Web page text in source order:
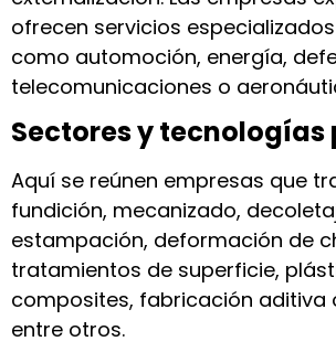
ofrecen servicios
como automoción, energía,
telecomunicaciones o
Sectores y tecnologías
Aquí se reúnen empresas que
fundición, mecanizado,
estampación, deformación de
tratamientos de superficie,
composites, fabricación aditiva
entre otros.